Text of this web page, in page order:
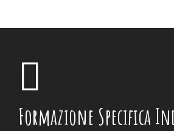
Formazione Specifica